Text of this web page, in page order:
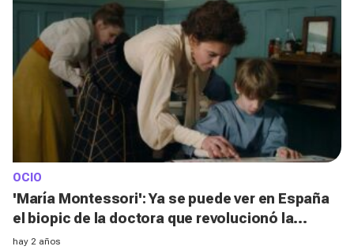
OCIO
'María Montessori': Ya se puede ver en España
el biopic de la doctora que revolucionó la
educación con su método
hay 2 años